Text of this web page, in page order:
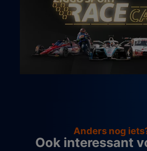
Anders nog
Ook interessant